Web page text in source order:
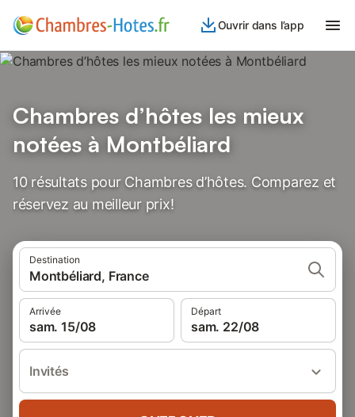
Ouvrir dans l’app
Chambres d’hôtes les mieux
notées à Montbéliard
10 résultats pour Chambres d’hôtes. Comparez et
réservez au meilleur prix!
Destination
Montbéliard, France
Arrivée
sam. 15/08
Départ
sam. 22/08
Invités